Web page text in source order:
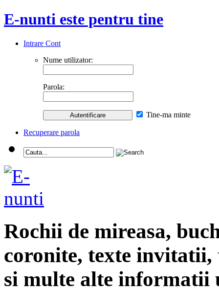
E-nunti este pentru tine
Intrare Cont
Nume utilizator:
Parola:
Tine-ma minte
Recuperare parola
Rochii de mireasa,
coronite, texte
si multe alte informatii